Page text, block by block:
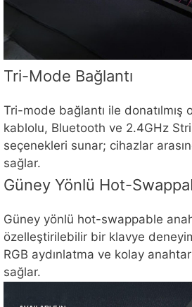
Tri-Mode Bağlantı
Tri-mode bağlantı ile donatılmış
kablolu, Bluetooth ve 2.4GHz
seçenekleri sunar; cihazlar
sağlar.
Güney Yönlü Hot-
Güney yönlü hot-swappable
özelleştirilebilir bir klavye
RGB aydınlatma ve kolay
sağlar.